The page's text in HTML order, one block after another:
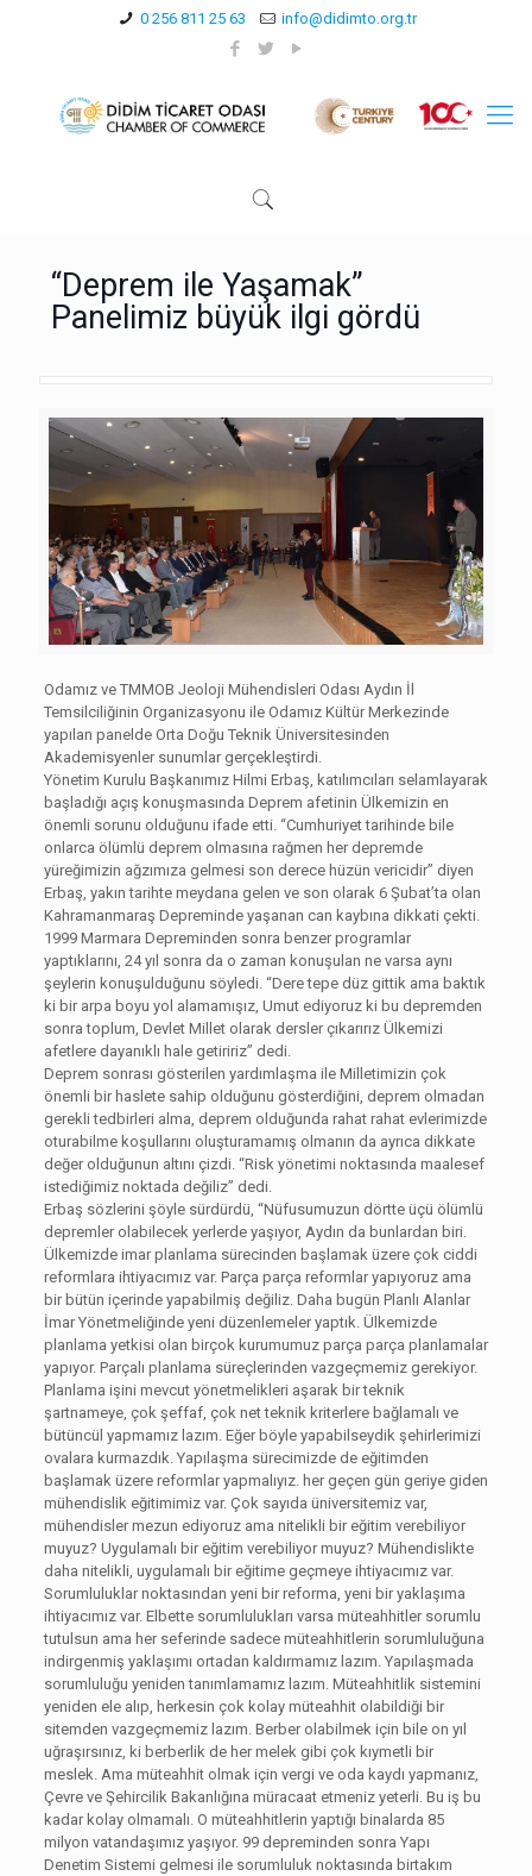
0 256 811 25 63 info@didimto.org.tr
“Deprem ile Yaşamak”
Panelimiz büyük ilgi gördü
Odamız ve TMMOB Jeoloji Mühendisleri Odası Aydın İl
Temsilciliğinin Organizasyonu ile Odamız Kültür Merkezinde
yapılan panelde Orta Doğu Teknik Üniversitesinden
Akademisyenler sunumlar gerçekleştirdi.
Yönetim Kurulu Başkanımız Hilmi Erbaş, katılımcıları selamlayarak
başladığı açış konuşmasında Deprem afetinin Ülkemizin en
önemli sorunu olduğunu ifade etti. “Cumhuriyet tarihinde bile
onlarca ölümlü deprem olmasına rağmen her depremde
yüreğimizin ağzımıza gelmesi son derece hüzün vericidir” diyen
Erbaş, yakın tarihte meydana gelen ve son olarak 6 Şubat’ta olan
Kahramanmaraş Depreminde yaşanan can kaybına dikkati çekti.
1999 Marmara Depreminden sonra benzer programlar
yaptıklarını, 24 yıl sonra da o zaman konuşulan ne varsa aynı
şeylerin konuşulduğunu söyledi. “Dere tepe düz gittik ama baktık
ki bir arpa boyu yol alamamışız, Umut ediyoruz ki bu depremden
sonra toplum, Devlet Millet olarak dersler çıkarırız Ülkemizi
afetlere dayanıklı hale getiririz” dedi.
Deprem sonrası gösterilen yardımlaşma ile Milletimizin çok
önemli bir haslete sahip olduğunu gösterdiğini, deprem olmadan
gerekli tedbirleri alma, deprem olduğunda rahat rahat evlerimizde
oturabilme koşullarını oluşturamamış olmanın da ayrıca dikkate
değer olduğunun altını çizdi. “Risk yönetimi noktasında maalesef
istediğimiz noktada değiliz” dedi.
Erbaş sözlerini şöyle sürdürdü, “Nüfusumuzun dörtte üçü ölümlü
depremler olabilecek yerlerde yaşıyor, Aydın da bunlardan biri.
Ülkemizde imar planlama sürecinden başlamak üzere çok ciddi
reformlara ihtiyacımız var. Parça parça reformlar yapıyoruz ama
bir bütün içerinde yapabilmiş değiliz. Daha bugün Planlı Alanlar
İmar Yönetmeliğinde yeni düzenlemeler yaptık. Ülkemizde
planlama yetkisi olan birçok kurumumuz parça parça planlamalar
yapıyor. Parçalı planlama süreçlerinden vazgeçmemiz gerekiyor.
Planlama işini mevcut yönetmelikleri aşarak bir teknik
şartnameye, çok şeffaf, çok net teknik kriterlere bağlamalı ve
bütüncül yapmamız lazım. Eğer böyle yapabilseydik şehirlerimizi
ovalara kurmazdık. Yapılaşma sürecimizde de eğitimden
başlamak üzere reformlar yapmalıyız. her geçen gün geriye giden
mühendislik eğitimimiz var. Çok sayıda üniversitemiz var,
mühendisler mezun ediyoruz ama nitelikli bir eğitim verebiliyor
muyuz? Uygulamalı bir eğitim verebiliyor muyuz? Mühendislikte
daha nitelikli, uygulamalı bir eğitime geçmeye ihtiyacımız var.
Sorumluluklar noktasından yeni bir reforma, yeni bir yaklaşıma
ihtiyacımız var. Elbette sorumlulukları varsa müteahhitler sorumlu
tutulsun ama her seferinde sadece müteahhitlerin sorumluluğuna
indirgenmiş yaklaşımı ortadan kaldırmamız lazım. Yapılaşmada
sorumluluğu yeniden tanımlamamız lazım. Müteahhitlik sistemini
yeniden ele alıp, herkesin çok kolay müteahhit olabildiği bir
sitemden vazgeçmemiz lazım. Berber olabilmek için bile on yıl
uğraşırsınız, ki berberlik de her melek gibi çok kıymetli bir
meslek. Ama müteahhit olmak için vergi ve oda kaydı yapmanız,
Çevre ve Şehircilik Bakanlığına müracaat etmeniz yeterli. Bu iş bu
kadar kolay olmamalı. O müteahhitlerin yaptığı binalarda 85
milyon vatandaşımız yaşıyor. 99 depreminden sonra Yapı
Denetim Sistemi gelmesi ile sorumluluk noktasında birtakım